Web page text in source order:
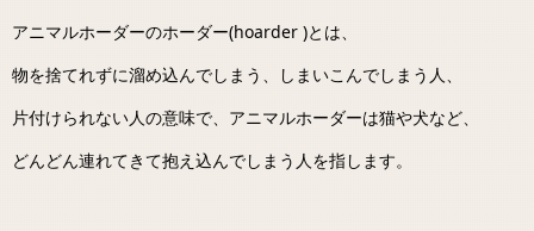
アニマルホーダーのホーダー(hoarder )とは、
物を捨てれずに溜め込んでしまう、しまいこんでしまう人、
片付けられない人の意味で、アニマルホーダーは猫や犬など、
どんどん連れてきて抱え込んでしまう人を指します。